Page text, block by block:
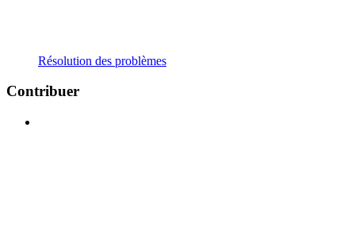
Résolution des problèmes
Contribuer